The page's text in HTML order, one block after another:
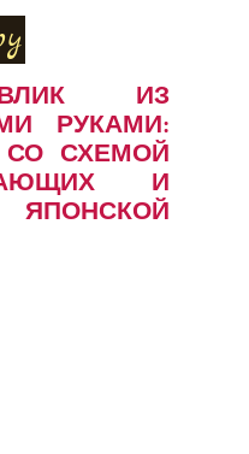
ИЗ
РУКАМИ:
СО СХЕМОЙ
И